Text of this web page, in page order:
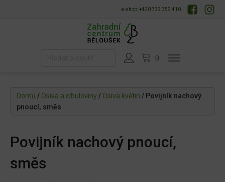
e-shop: +420 739 359 410
Domů / Osiva a cibuloviny / Osiva květin / Povijník nachový
pnoucí, směs
Povijník nachový pnoucí,
směs